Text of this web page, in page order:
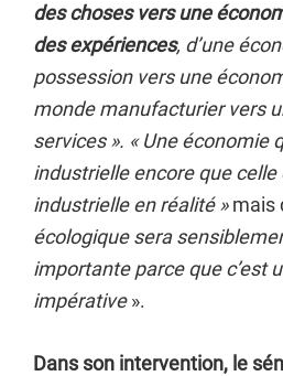
des choses vers une
des expériences, d’une
possession vers une
monde manufacturier vers
services ». « Une économie
industrielle encore que celle
industrielle en réalité »mais
écologique sera
importante parce que c’est
impérative».
Dans son intervention, le